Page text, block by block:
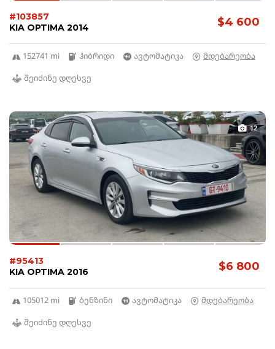
$4 600
#103857
KIA OPTIMA 2014
152741 mi ჰიბრიდი ავტომატიკა
მდებარეობა
შეიძინე დღესვე
12
$6 800
#95413
KIA OPTIMA 2016
105012 mi ბენზინი ავტომატიკა
მდებარეობა
შეიძინე დღესვე